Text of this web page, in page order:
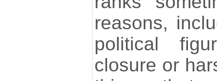
reasons,
political
closure or